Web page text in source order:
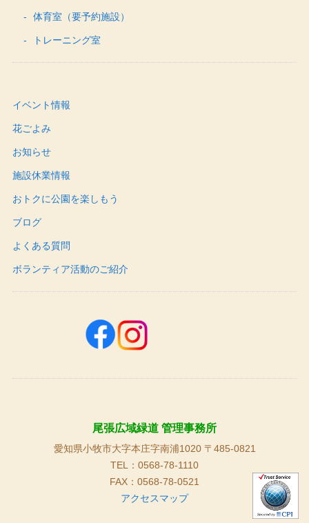
体育室（要予約施設）
トレーニング室
イベント情報
花ごよみ
お知らせ
施設休業情報
おトクに公園を楽しもう
ブログ
よくある質問
ボランティア活動のご紹介
尾張広域緑道 管理事務所
愛知県小牧市大字本庄字南浦1020 〒485-0821
TEL：0568-78-1110
FAX：0568-78-0521
アクセスマップ